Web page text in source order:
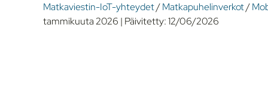
Matkaviestin-IoT-yhteydet/Matkapuhelinverkot/
tammikuuta 2026 | Päivitetty:12/06/2026